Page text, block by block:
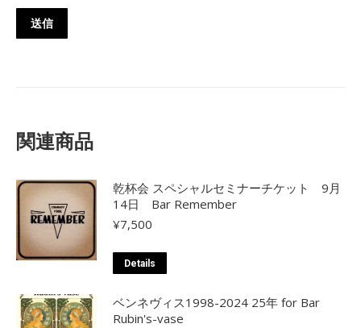
関連商品
乾杯会 スペシャルセミナーチケット 9月
14日 Bar Remember
¥7,500
Details
ベンネヴィス1998-2024 25年 for Bar
Rubin's-vase